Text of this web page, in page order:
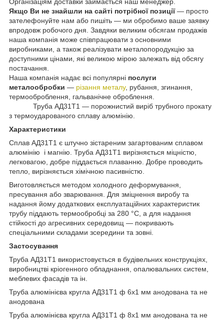
Організаціям доставки займається наш менеджер.
Якщо Ви не знайшли на сайті потрібної позиції— просто
зателефонуйте нам або пишіть — ми обробимо ваше заявку
впродовж робочого дня. Завдяки великим обсягам продажів
наша компанія може співпрацювати з основними
виробниками, а також реалізувати металопородукцію за
доступними цінами, які великою мірою залежать від обсягу
постачання.
Наша компанія надає всі популярні послуги
металообробки — різання металу, рубання, згинання,
термооброблення, гальванічне оброблення.
Труба АД31Т1 — порожнистий виріб трубного прокату
з термоударованого сплаву алюмінію.
Характеристики
Сплав АД31Т1 є штучно зістареним загартованим сплавом
алюмінію і магнію. Труба АД31Т1 вирізняється міцністю,
легковагою, добре піддається плаванню. Добре проводить
тепло, вирізняється хімічною пасивністю.
Виготовляється методом холодного деформування,
пресування або зварювання. Для зміцнення виробу та
надання йому додаткових експлуатаційних характеристик
трубу піддають термообробці за 280 °C, а для надання
стійкості до агресивних середовищ — покривають
спеціальними складами зсередини та зовні.
Застосування
Труба АД31Т1 використовується в будівельних конструкціях,
виробництві кріогенного обладнання, опалювальних систем,
меблевих фасадів та ін.
Труба алюмінієва кругла АД31Т1 ф 6х1 мм анодована та не
анодована
Труба алюмінієва кругла АД31Т1 ф 8х1 мм анодована та не